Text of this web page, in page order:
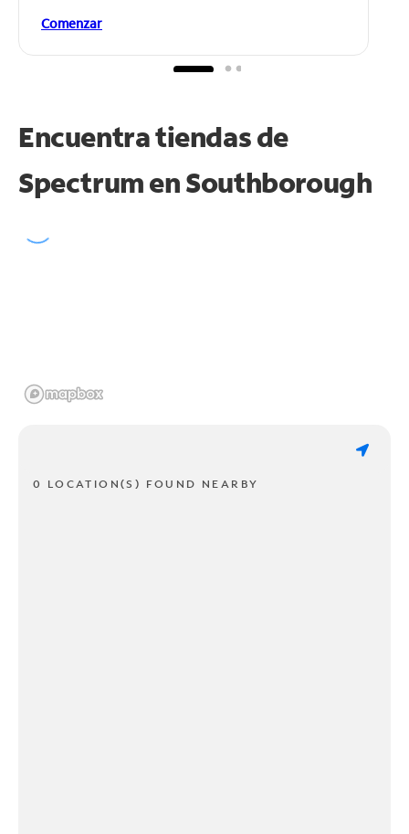
Comenzar
Encuentra tiendas de
Spectrum enSouthborough
0 LOCATION(S) FOUND NEARBY